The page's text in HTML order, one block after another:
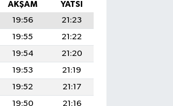
AKŞAM
YATSI
19:56
21:23
19:55
21:22
19:54
21:20
19:53
21:19
19:52
21:17
19:50
21:16